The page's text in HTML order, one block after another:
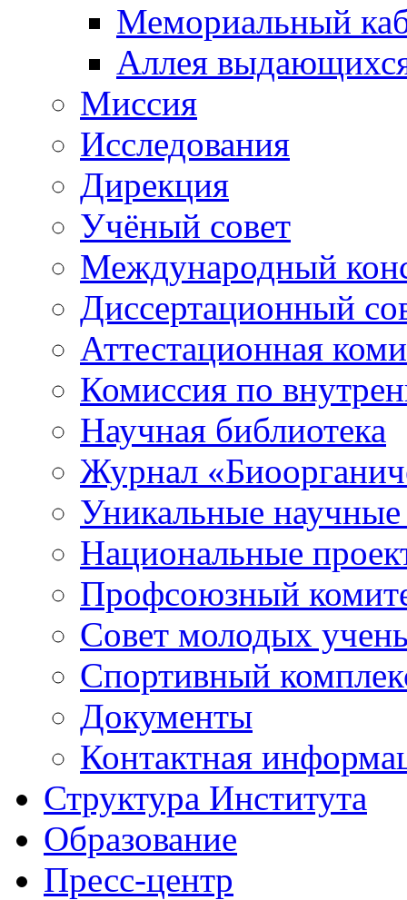
Мемориальный
Аллея
Миссия
Исследования
Дирекция
Учёный совет
Международный
Диссертационный
Аттестационная
Комиссия по
Научная библиотека
Журнал
Уникальные научные
Национальные
Профсоюзный
Совет молодых
Спортивный
Документы
Контактная
Структура Института
Образование
Пресс-центр